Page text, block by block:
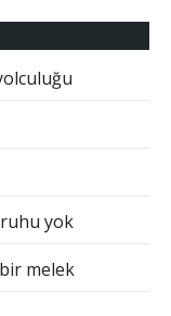
yok
melek